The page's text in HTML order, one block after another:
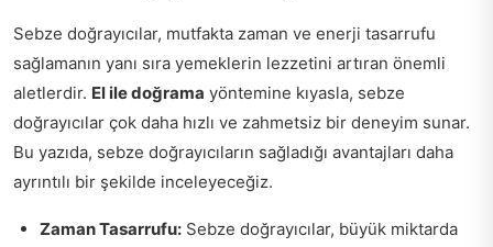
Sebze doğrayıcılar, mutfakta zaman ve enerji tasarrufu
sağlamanın yanı sıra yemeklerin lezzetini artıran önemli
aletlerdir. El ile doğrama yöntemine kıyasla, sebze
doğrayıcılar çok daha hızlı ve zahmetsiz bir deneyim sunar.
Bu yazıda, sebze doğrayıcıların sağladığı avantajları daha
ayrıntılı bir şekilde inceleyeceğiz.
Zaman Tasarrufu: Sebze doğrayıcılar, büyük miktarda